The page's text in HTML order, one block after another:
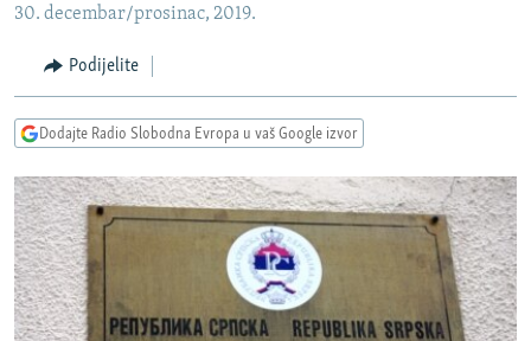
na
navigaciju
Pređite
na
KOSOVO
CRNA GORA
VIDEO
FOTOGALERIJE
INFOGRAFIKE
PODCASTI
RAT U UKRAJINI
KINA NA BALKANU
RSE PRIČE IZ SVIJETA
ISPRIČAJ MI
30. decembar/prosinac, 2019.
Podijelite
Dodajte Radio Slobodna Evropa u vaš Google izvor